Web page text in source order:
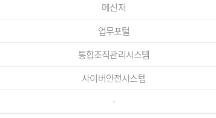
메신저
업무포털
통합조직관리시스템
사이버안전시스템
-